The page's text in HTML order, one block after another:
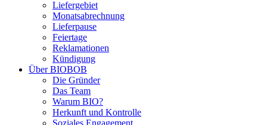
Liefergebiet
Monatsabrechnung
Lieferpause
Feiertage
Reklamationen
Kündigung
Über BIOBOB
Die Gründer
Das Team
Warum BIO?
Herkunft und Kontrolle
Soziales Engagement